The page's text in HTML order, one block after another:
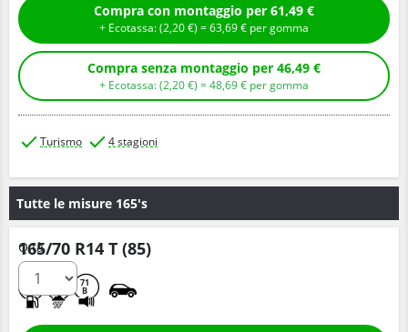
Compra con montaggio per 61,49 €
+ Ecotassa: (2,20€ ) =63,69€ per gomma
Compra senza montaggio per 46,49 €
+ Ecotassa: (2,20€ ) =48,69€ per gomma
Turismo 4 stagioni
Tutte le misure 165's
165/70 R14 T (85)
71
B
Q.tà